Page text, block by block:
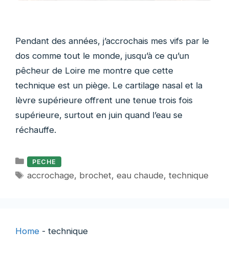
Pendant des années, j’accrochais mes vifs par le
dos comme tout le monde, jusqu’à ce qu’un
pêcheur de Loire me montre que cette
technique est un piège. Le cartilage nasal et la
lèvre supérieure offrent une tenue trois fois
supérieure, surtout en juin quand l’eau se
réchauffe.
Catégories
PECHE
Étiquettes
accrochage, brochet,eau chaude,technique
Home - technique